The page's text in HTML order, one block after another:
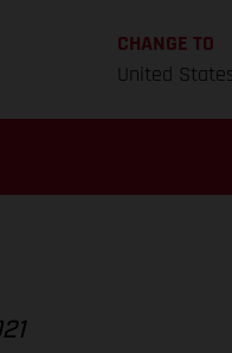
CHANGE TO
United